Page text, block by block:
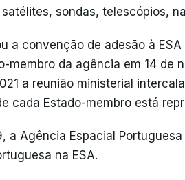
sondas, telescópios,
a convenção de adesão à
membro da agência em 14 de
a reunião ministerial
cada Estado-membro está
a Agência Espacial
na ESA.